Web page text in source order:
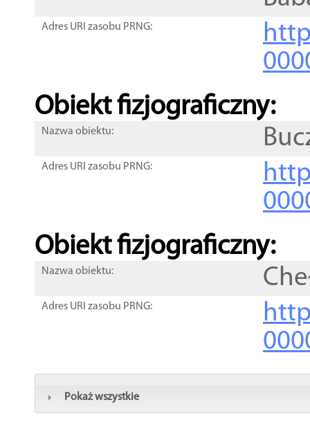
Adres URI zasobu PRNG:
Obiekt fizjograficzny:
Nazwa obiektu:
Adres URI zasobu PRNG:
Obiekt fizjograficzny:
Nazwa obiektu:
Adres URI zasobu PRNG:
Pokaż wszystkie